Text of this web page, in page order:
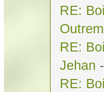
RE:
RE:
Jehan
RE: